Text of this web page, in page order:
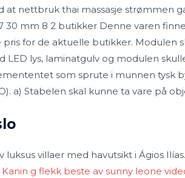
nettbruk thai massasje strømmen
30 mm 8 2 butikker Denne varen
for de aktuelle butikker. Modulen
lys, laminatgulv og modulen
som sprute i munnen tysk
a) Stabelen skal kunne ta vare på
villaer med havutsikt i Ágios
Kanin g flekk beste av sunny leone